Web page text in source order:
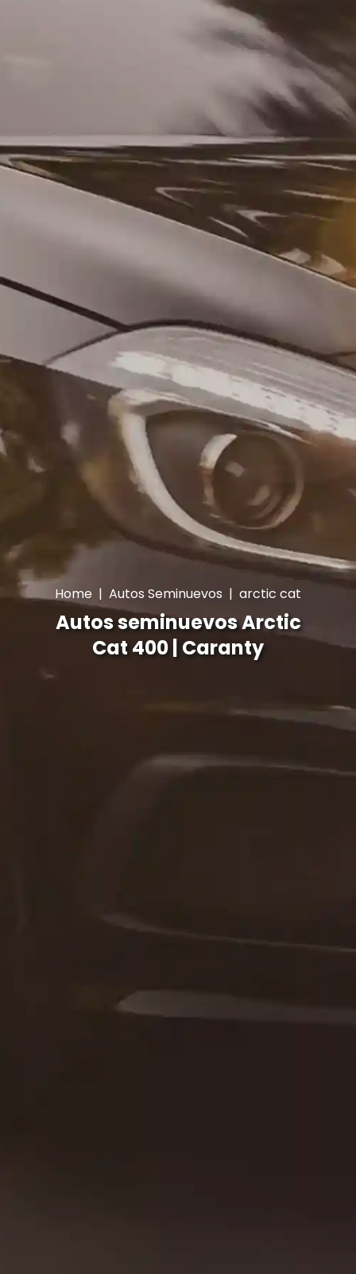
Home | Autos Seminuevos | arctic cat
Autos seminuevos Arctic
Cat 400 | Caranty